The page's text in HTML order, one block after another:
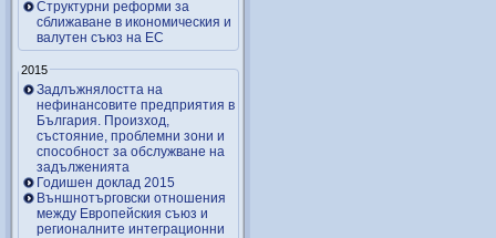
Структурни реформи за
сближаване в икономическия и
валутен съюз на ЕС
2015
Задлъжнялостта на
нефинансовите предприятия в
България. Произход,
състояние, проблемни зони и
способност за обслужване на
задълженията
Годишен доклад 2015
Външнотърговски отношения
между Европейския съюз и
регионалните интеграционни